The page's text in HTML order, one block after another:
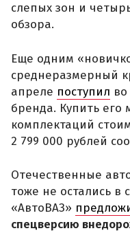
слепых зон и
обзора.
Еще одним
среднеразмерный
апреле поступил
бренда. Купить его
комплектаций
2 799 000 рублей
Отечественные
тоже не остались в
«АвтоВАЗ»
спецверсию